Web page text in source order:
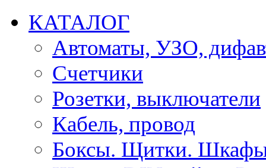
КАТАЛОГ
Автоматы, УЗО,
Счетчики
Розетки, выключатели
Кабель, провод
Боксы. Щитки.